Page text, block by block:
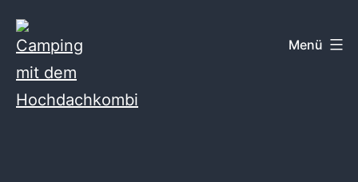
Inhalt
springen
Menü